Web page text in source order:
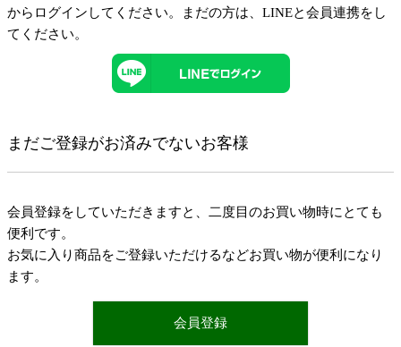
からログインしてください。まだの方は、 LINEと会員連携をし
てください。
まだご登録がお済みでないお客様
会員登録をしていただきますと、二度目のお買い物時にとても
便利です。
お気に入り商品をご登録いただけるなどお買い物が便利になり
ます。
会員登録